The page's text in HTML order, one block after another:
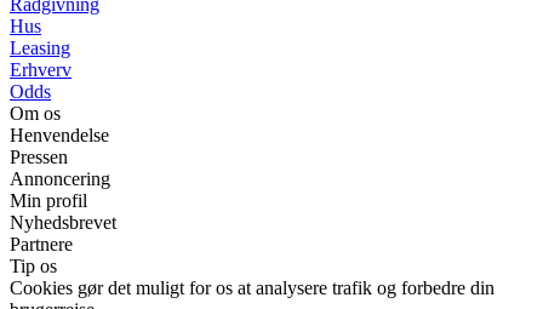
Hus
Leasing
Erhverv
Odds
Om os
Henvendelse
Pressen
Annoncering
Min profil
Nyhedsbrevet
Partnere
Tip os
Cookies gør det muligt for os at analysere trafik og forbedre din